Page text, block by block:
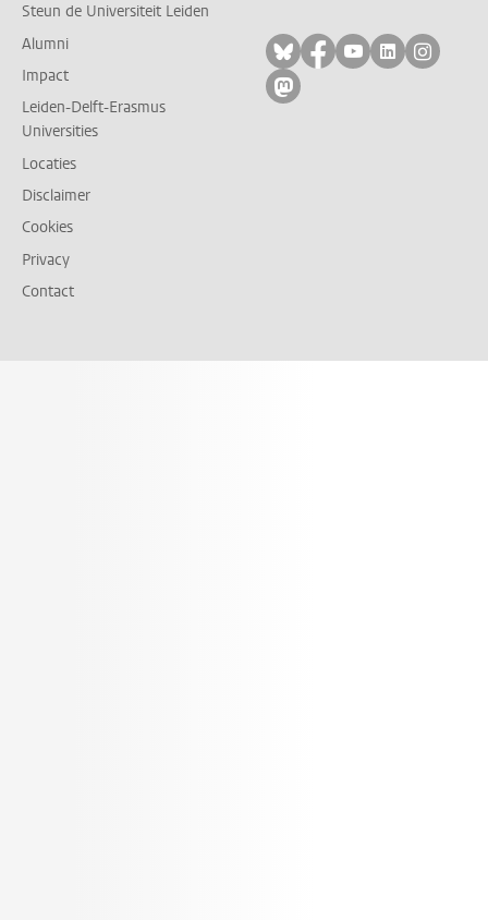
Steun de Universiteit Leiden
Alumni
Impact
Leiden-Delft-Erasmus
Universities
Locaties
Disclaimer
Cookies
Privacy
Contact
Volg ons op bluesky
Volg ons op
Volg ons op
Volg ons
Volg
Volg ons op mastodon